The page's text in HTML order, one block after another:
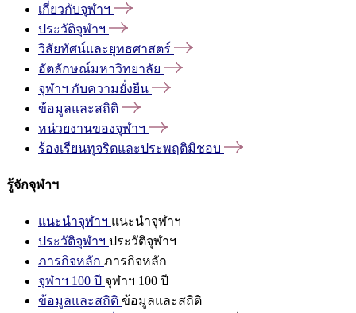
เกี่ยวกับจุฬาฯ
ประวัติจุฬาฯ
วิสัยทัศน์และยุทธศาสตร์
อัตลักษณ์มหาวิทยาลัย
จุฬาฯ กับความยั่งยืน
ข้อมูลและสถิติ
หน่วยงานของจุฬาฯ
ร้องเรียนทุจริตและประพฤติมิชอบ
รู้จักจุฬาฯ
แนะนำจุฬาฯ แนะนำจุฬาฯ
ประวัติจุฬาฯ ประวัติจุฬาฯ
ภารกิจหลัก ภารกิจหลัก
จุฬาฯ 100 ปี จุฬาฯ 100 ปี
ข้อมูลและสถิติ ข้อมูลและสถิติ